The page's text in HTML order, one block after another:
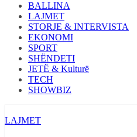
BALLINA
LAJMET
STORJE & INTERVISTA
EKONOMI
SPORT
SHËNDETI
JETË & Kulturë
TECH
SHOWBIZ
LAJMET